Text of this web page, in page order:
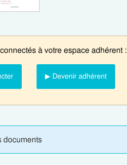
à votre espace adhérent :
▶ Devenir adhérent
documents